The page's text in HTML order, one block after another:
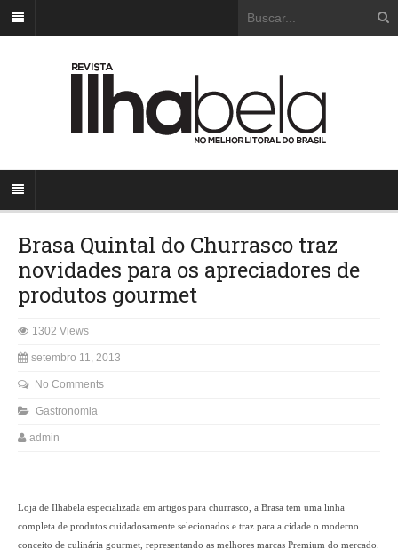
Brasa Quintal do Churrasco traz
novidades para os apreciadores de
produtos gourmet
1302 Views
setembro 11, 2013
No Comments
Gastronomia
admin
Loja de Ilhabela especializada em artigos para churrasco, a Brasa tem uma linha
completa de produtos cuidadosamente selecionados e traz para a cidade o moderno
conceito de culinária gourmet, representando as melhores marcas Premium do mercado.